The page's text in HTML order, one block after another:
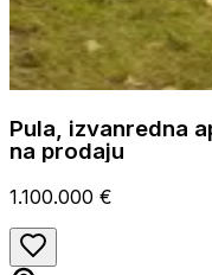
Pula, izvanredna
na prodaju
1.100.000 €